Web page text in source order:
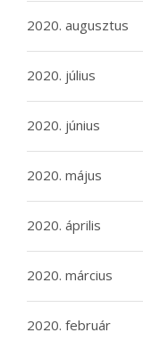
2020. augusztus
2020. július
2020. június
2020. május
2020. április
2020. március
2020. február